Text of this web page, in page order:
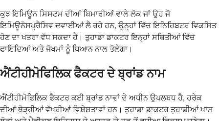
ਕੁਝ ਇਮਿਊਨ ਸਿਸਟਮ ਦੀਆਂ ਬਿਮਾਰੀਆਂ ਵਾਲੇ ਲੋਕ ਜਾਂ ਉਹ ਜੋ
ਇਮਿਊਨੋਸਪ੍ਰੈਸਿਵ ਦਵਾਈਆਂ ਲੈ ਰਹੇ ਹਨ, ਉਨ੍ਹਾਂ ਵਿੱਚ ਇਨਿਹਿਬਟਰ ਵਿਕਸਿਤ
ਹੋਣ ਦਾ ਖਤਰਾ ਵੱਧ ਸਕਦਾ ਹੈ। ਤੁਹਾਡਾ ਡਾਕਟਰ ਇਨ੍ਹਾਂ ਸਥਿਤੀਆਂ ਵਿੱਚ
ਫਾਇਦਿਆਂ ਅਤੇ ਜੋਖਮਾਂ ਨੂੰ ਧਿਆਨ ਨਾਲ ਤੋਲੇਗਾ।
ਐਂਟੀਹੀਮੋਫਿਲਿਕ ਫੈਕਟਰ ਦੇ ਬ੍ਰਾਂਡ ਨਾਮ
ਐਂਟੀਹੀਮੋਫਿਲਿਕ ਫੈਕਟਰ ਕਈ ਬ੍ਰਾਂਡ ਨਾਵਾਂ ਦੇ ਅਧੀਨ ਉਪਲਬਧ ਹੈ, ਹਰੇਕ
ਦੀਆਂ ਥੋੜ੍ਹੀਆਂ ਵੱਖਰੀਆਂ ਵਿਸ਼ੇਸ਼ਤਾਵਾਂ ਹਨ। ਤੁਹਾਡਾ ਡਾਕਟਰ ਤੁਹਾਡੀਆਂ ਖਾਸ